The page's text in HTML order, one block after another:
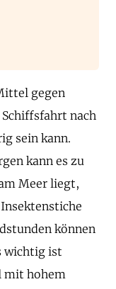
gegen
nach
sein kann.
kann es zu
Meer liegt,
können
wichtig ist
mit hohem